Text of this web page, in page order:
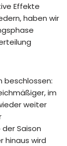
Effekte
haben wir
beschlossen:
im
weiter
Saison
hinaus wird